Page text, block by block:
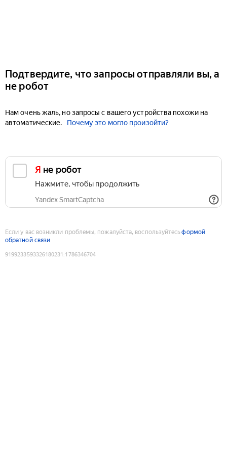
Подтвердите, что запросы отправляли вы, а
не робот
Нам очень жаль, но запросы с вашего устройства похожи на
автоматические.
Почему это могло произойти?
Я не робот
Нажмите, чтобы продолжить
Yandex SmartCaptcha
Если у вас возникли проблемы, пожалуйста, воспользуйтесьформой
обратной связи
9199233593326180231 :1786346704